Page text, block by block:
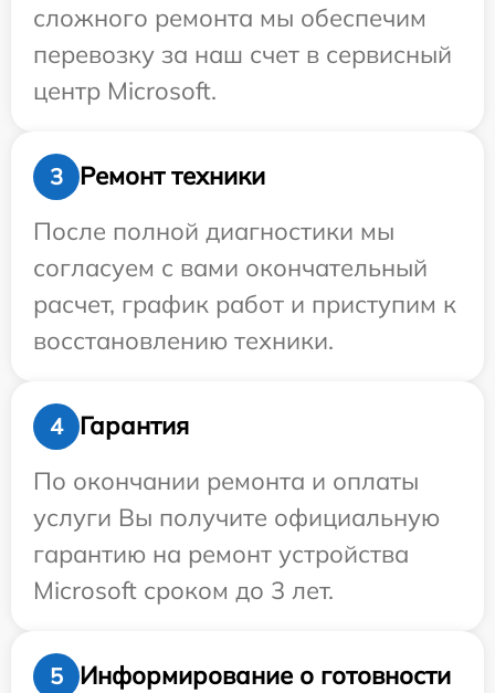
сложного ремонта мы обеспечим
перевозку за наш счет в сервисный
центр Microsoft.
3
Ремонт техники
После полной диагностики мы
согласуем с вами окончательный
расчет, график работ и приступим к
восстановлению техники.
4
Гарантия
По окончании ремонта и оплаты
услуги Вы получите официальную
гарантию на ремонт устройства
Microsoft сроком до 3 лет.
5
Информирование о готовности